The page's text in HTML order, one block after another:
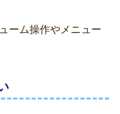
ーム操作やメニュー